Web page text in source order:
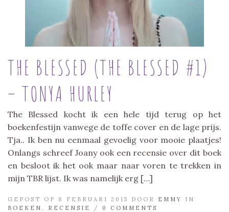
THE BLESSED (THE BLESSED #1)
– TONYA HURLEY
The Blessed kocht ik een hele tijd terug op het
boekenfestijn vanwege de toffe cover en de lage prijs.
Tja.. Ik ben nu eenmaal gevoelig voor mooie plaatjes!
Onlangs schreef Joany ook een recensie over dit boek
en besloot ik het ook maar naar voren te trekken in
mijn TBR lijst. Ik was namelijk erg […]
GEPOST OP 8 FEBRUARI 2015 DOOR EMMY
IN
BOEKEN
RECENSIE / 0 COMMENTS